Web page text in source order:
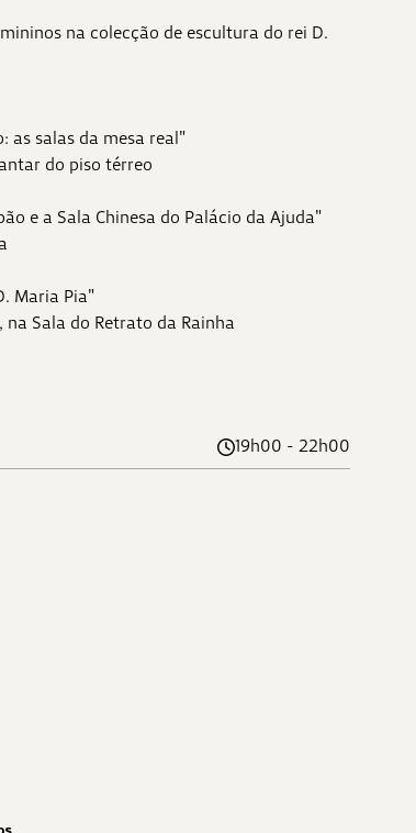
na colecção de escultura do rei D.
as salas da mesa real"
do piso térreo
e a Sala Chinesa do Palácio da Ajuda"
Maria Pia"
na Sala do Retrato da Rainha
19h00 - 22h00